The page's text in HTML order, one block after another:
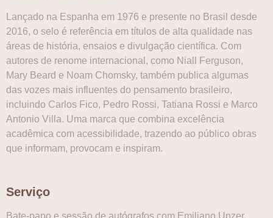
Lançado na Espanha em 1976 e presente no Brasil desde
2016, o selo é referência em títulos de alta qualidade nas
áreas de história, ensaios e divulgação científica. Com
autores de renome internacional, como Niall Ferguson,
Mary Beard e Noam Chomsky, também publica algumas
das vozes mais influentes do pensamento brasileiro,
incluindo Carlos Fico, Pedro Rossi, Tatiana Rossi e Marco
Antonio Villa. Uma marca que combina excelência
acadêmica com acessibilidade, trazendo ao público obras
que informam, provocam e inspiram.
Serviço